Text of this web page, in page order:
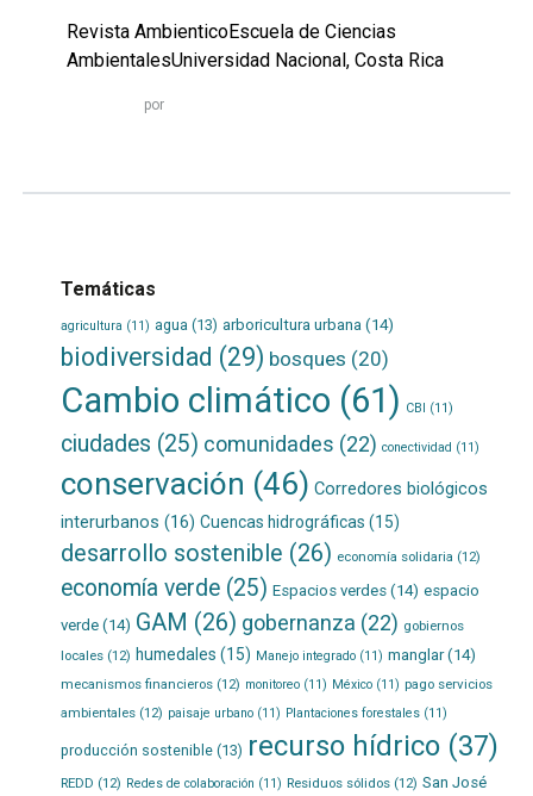
Revista AmbienticoEscuela de Ciencias
AmbientalesUniversidad Nacional, Costa Rica
por
Temáticas
agricultura (11) agua (13) arboricultura urbana (14)
biodiversidad (29) bosques (20)
Cambio climático (61) CBI (11)
ciudades (25) comunidades (22) conectividad (11)
conservación (46) Corredores biológicos
interurbanos (16) Cuencas hidrográficas (15)
desarrollo sostenible (26) economía solidaria (12)
economía verde(25) Espacios verdes(14) espacio
verde(14) GAM (26) gobernanza (22) gobiernos
locales(12) humedales (15) Manejo integrado(11) manglar(14)
mecanismos financieros(12) monitoreo(11) México(11) pago servicios
ambientales(12) paisaje urbano(11) Plantaciones forestales(11)
producción sostenible(13) recurso hídrico(37)
REDD (12) Redes de colaboración (11) Residuos sólidos(12) San José